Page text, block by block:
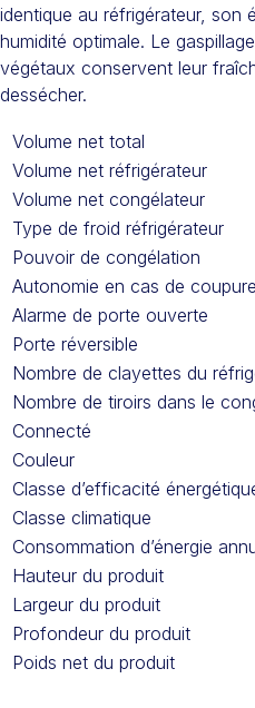
identique au réfrigérateur, son
humidité optimale. Le
végétaux conservent leur
dessécher.
Volume net total
Volume net réfrigérateur
Volume net congélateur
Type de froid réfrigérateur
Pouvoir de congélation
Autonomie en cas de coupure
Alarme de porte ouverte
Porte réversible
Nombre de clayettes du
Nombre de tiroirs dans le
Connecté
Couleur
Classe d’efficacité
Classe climatique
Consommation d’énergie
Hauteur du produit
Largeur du produit
Profondeur du produit
Poids net du produit